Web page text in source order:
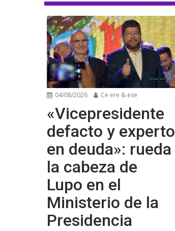
04/08/2026 Ce ere & ese
«Vicepresidente
defacto y experto
en deuda»: rueda
la cabeza de
Lupo en el
Ministerio de la
Presidencia